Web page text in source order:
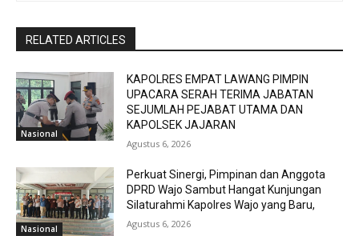
RELATED ARTICLES
Nasional
KAPOLRES EMPAT LAWANG PIMPIN
UPACARA SERAH TERIMA JABATAN
SEJUMLAH PEJABAT UTAMA DAN
KAPOLSEK JAJARAN
Agustus 6, 2026
Nasional
Perkuat Sinergi, Pimpinan dan Anggota
DPRD Wajo Sambut Hangat Kunjungan
Silaturahmi Kapolres Wajo yang Baru,
Agustus 6, 2026